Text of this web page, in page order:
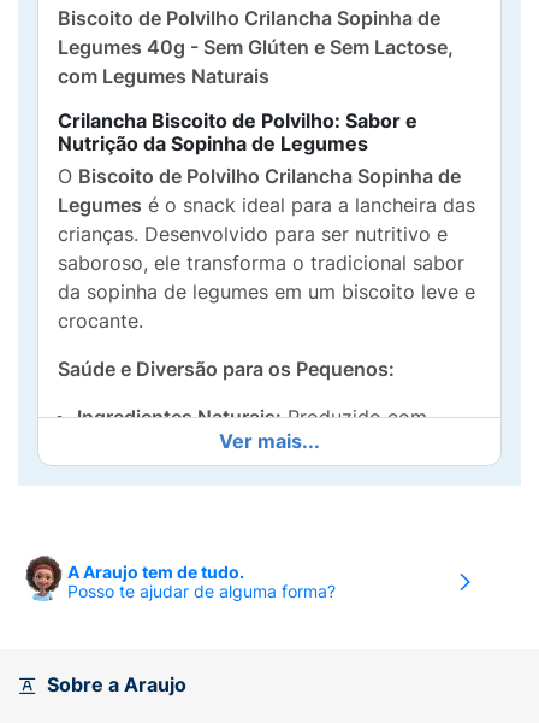
Biscoito de Polvilho Crilancha Sopinha de
Legumes 40g - Sem Glúten e Sem Lactose,
com Legumes Naturais
Crilancha Biscoito de Polvilho: Sabor e
Nutrição da Sopinha de Legumes
O Biscoito de Polvilho Crilancha Sopinha de
Legumes é o snack ideal para a lancheira das
crianças. Desenvolvido para ser nutritivo e
saboroso, ele transforma o tradicional sabor
da sopinha de legumes em um biscoito leve e
crocante.
Saúde e Diversão para os Pequenos:
Ingredientes Naturais:Produzido com
legumes in naturacomobatata doce,
segura e inclusiva, pois
não contém glúten,
assadoe leve, com uma textura que as
Ver mais...
A Araujo tem de tudo.
Posso te ajudar de alguma forma?
Sobre a Araujo